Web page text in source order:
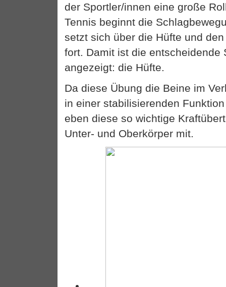
der Sportler/innen eine große
Tennis beginnt die
setzt sich über die Hüfte und
fort. Damit ist die entscheidende
angezeigt: die Hüfte.
Da diese Übung die Beine im
in einer stabilisierenden
eben diese so wichtige
Unter- und Oberkörper mit.